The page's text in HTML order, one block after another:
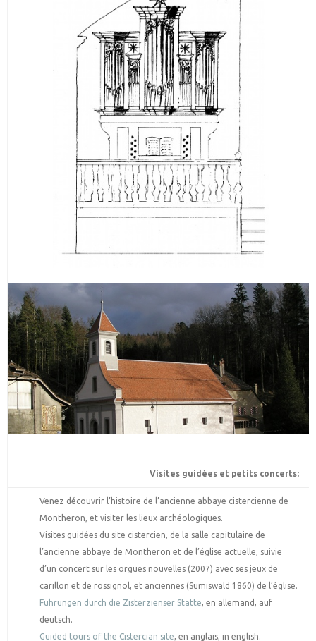
Visites guidées et petits concerts:
Venez découvrir l’histoire de l’ancienne abbaye cistercienne de
Montheron, et visiter les lieux archéologiques.
Visites guidées du site cistercien, de la salle capitulaire de
l’ancienne abbaye de Montheron et de l’église actuelle, suivie
d’un concert sur les orgues nouvelles (2007) avec ses jeux de
carillon et de rossignol, et anciennes (Sumiswald 1860) de l’église.
Führungen durch die Zisterzienser Stätte, en allemand, auf
deutsch.
Guided tours of the Cistercian site, en anglais, in english.